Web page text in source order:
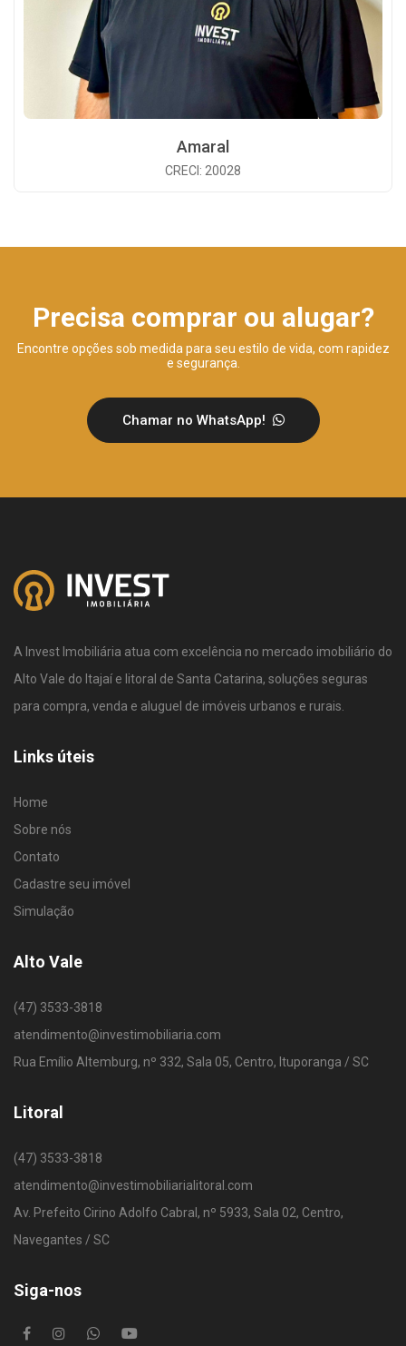
Amaral
CRECI: 20028
Precisa comprar ou alugar?
Encontre opções sob medida para seu estilo de vida, com rapidez
e segurança.
Chamar no WhatsApp!
A Invest Imobiliária atua com excelência no mercado imobiliário do
Alto Vale do Itajaí e litoral de Santa Catarina, soluções seguras
para compra, venda e aluguel de imóveis urbanos e rurais.
Links úteis
Home
Sobre nós
Contato
Cadastre seu imóvel
Simulação
Alto Vale
(47) 3533-3818
atendimento@investimobiliaria.com
Rua Emílio Altemburg, nº 332, Sala 05, Centro, Ituporanga / SC
Litoral
(47) 3533-3818
atendimento@investimobiliarialitoral.com
Av. Prefeito Cirino Adolfo Cabral, nº 5933, Sala 02, Centro,
Navegantes / SC
Siga-nos